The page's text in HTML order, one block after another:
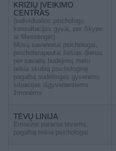
KRIZIŲ ĮVEIKIMO
CENTRAS
(individualios psichologo
konsultacijos gyvai, per Skype
ar Messenger)
Mūsų savanoriai psichologai,
psichoterapeutai šešias dienas
per savaitę budėjimų metu
teikia skubią psichologinę
pagalbą sudėtingas gyvenimo
situacijas išgyvenantiems
žmonėms
TĖVŲ LINIJA
Emocinė parama tėvams,
pagalbą teikia psichologai